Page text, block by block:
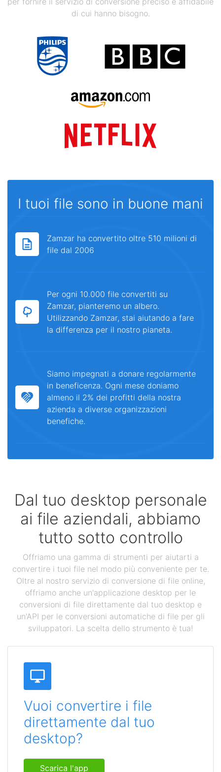
di cui hanno bisogno.
I tuoi file sono in buone mani
Zamzar ha convertito oltre 510 milioni di
file dal 2006
Per ogni 10.000 file convertiti su
Zamzar, pianteremo un albero.
Utilizzando Zamzar, stai aiutando a fare
la differenza per il nostro pianeta.
Siamo impegnati a donare regolarmente
in beneficenza. Ogni mese doniamo
almeno il 2% dei profitti della nostra
azienda a diverse organizzazioni
benefiche.
Dal tuo desktop personale
ai file aziendali, abbiamo
tutto sotto controllo
Offriamo una gamma di strumenti per aiutarti a
convertire i tuoi file nel modo più conveniente per te.
Oltre al nostro servizio di conversione di file online,
offriamo anche un'applicazione desktop per le
conversioni di file direttamente dal tuo desktop e
un'API per le conversioni automatiche di file per gli
sviluppatori. La scelta dello strumento è tua!
Vuoi convertire i file
direttamente dal tuo
desktop?
Scarica l'app